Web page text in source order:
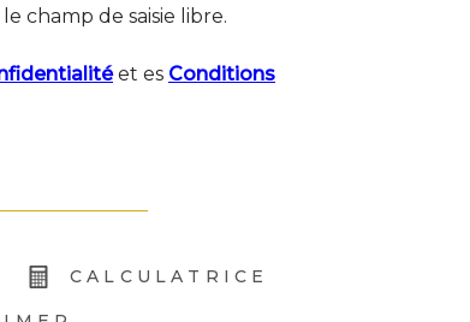
champ de saisie libre.
et es Conditions
CALCULATRICE